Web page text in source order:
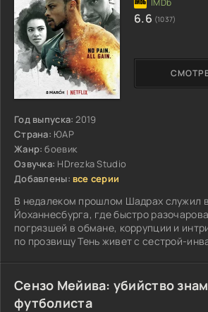
Год выпуска: 2019
Страна: ЮАР
Жанр: боевик
Озвучка: HDrezka Studio
Добавлены: все серии
В недалеком прошлом Шадрах служил
Йоханнесбурга, где быстро
погрязшей в обмане, коррупции и
по прозвищу Тень живет с сестрой-
6.6 (1037)
Сензо Мейива: убийство
футболиста